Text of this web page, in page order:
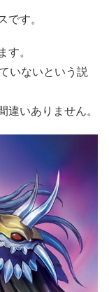
です。
す。
いないという説
違いありません。